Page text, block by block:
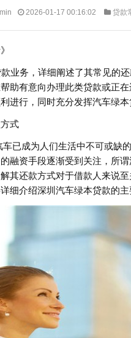
2026-01-17 00:16:02 贷款
业务，详细阐述了其常见的
助有意向办理此类贷款或正
进行，同时充分发挥汽车绿本
式
已成为人们生活中不可或缺
融资手段逐渐受到关注，所
其还款方式对于借款人来说
细介绍深圳汽车绿本贷款的主